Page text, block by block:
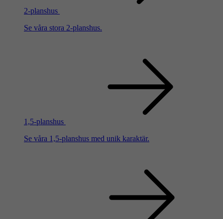
2-planshus
Se våra stora 2-planshus.
1,5-planshus
Se våra 1,5-planshus med unik karaktär.